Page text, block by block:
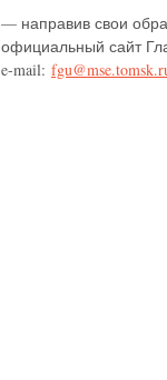
— направив свои
официальный сайт
e-mail: